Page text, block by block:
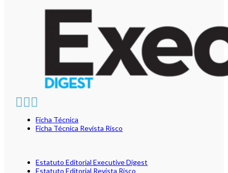
Ficha Técnica
Ficha Técnica Revista Risco
Estatuto Editorial Executive Digest
Estatuto Editorial Revista Risco